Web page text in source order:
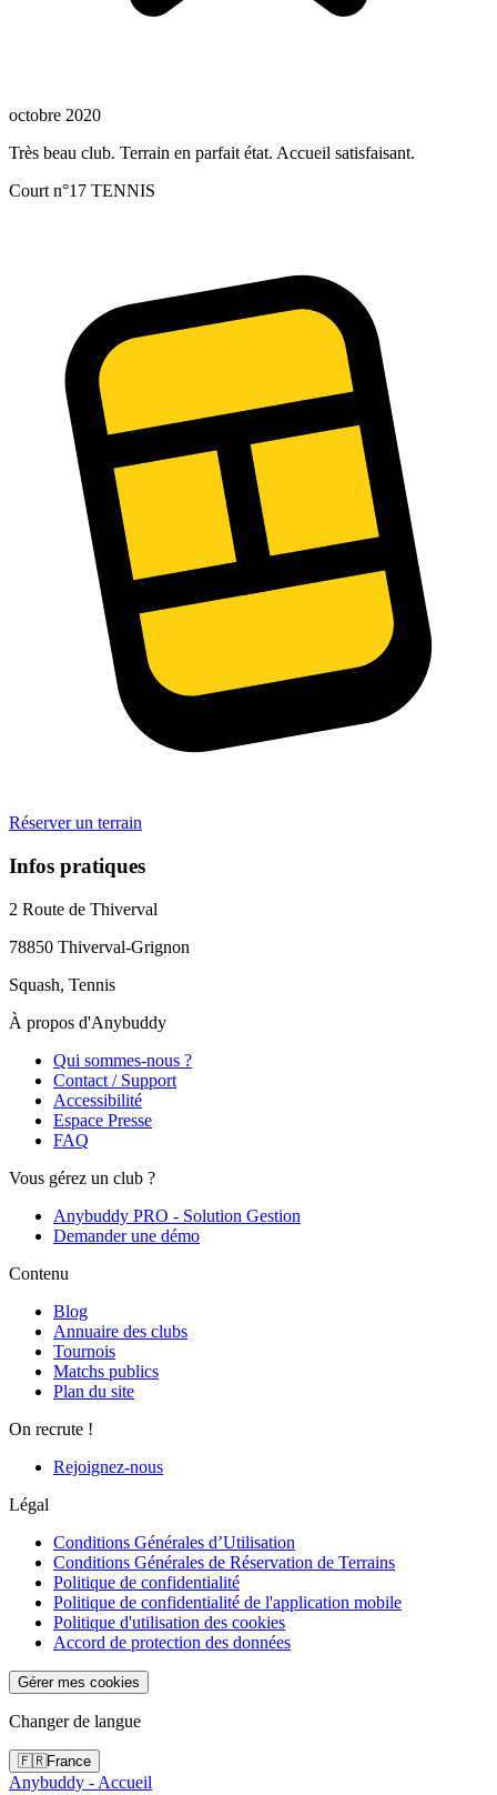
octobre 2020
Très beau club. Terrain en parfait état. Accueil satisfaisant.
Court n°17 TENNIS
Réserver un terrain
Infos pratiques
2 Route de Thiverval
78850 Thiverval-Grignon
Squash, Tennis
À propos d'Anybuddy
Qui sommes-nous ?
Contact / Support
Accessibilité
Espace Presse
FAQ
Vous gérez un club ?
Anybuddy PRO - Solution Gestion
Demander une démo
Contenu
Blog
Annuaire des clubs
Tournois
Matchs publics
Plan du site
On recrute !
Rejoignez-nous
Légal
Conditions Générales d’Utilisation
Conditions Générales de Réservation de Terrains
Politique de confidentialité
Politique de confidentialité de l'application mobile
Politique d'utilisation des cookies
Accord de protection des données
Gérer mes cookies
Changer de langue
🇫🇷France
Anybuddy - Accueil